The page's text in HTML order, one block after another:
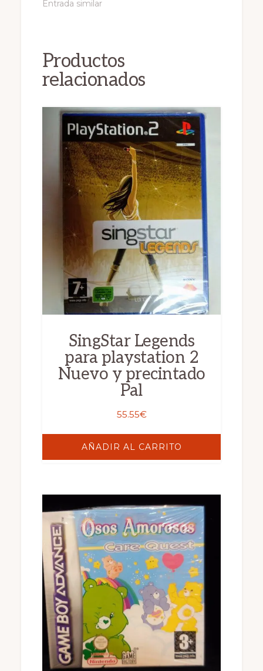
Entrada similar
Productos
relacionados
SingStar Legends
para playstation 2
Nuevo y precintado
Pal
55.55€
AÑADIR AL CARRITO